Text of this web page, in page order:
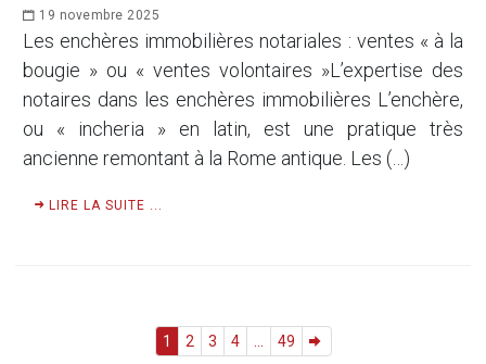
19 novembre 2025
Les enchères immobilières notariales : ventes « à la
bougie » ou « ventes volontaires »L’expertise des
notaires dans les enchères immobilières L’enchère,
ou « incheria » en latin, est une pratique très
ancienne remontant à la Rome antique. Les (…)
LIRE LA SUITE ...
1 2 3 4 ... 49